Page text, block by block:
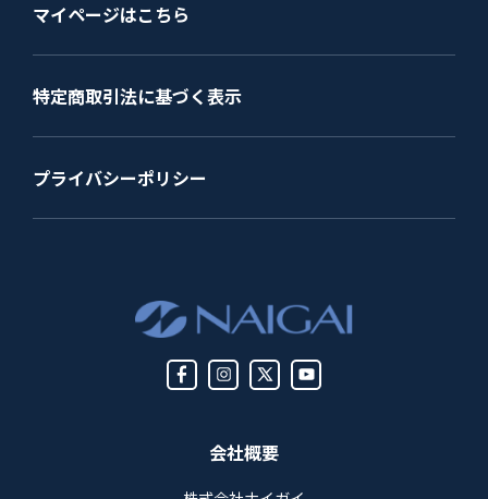
会社概要
マイページはこちら
特定商取引法に基づく表示
プライバシーポリシー